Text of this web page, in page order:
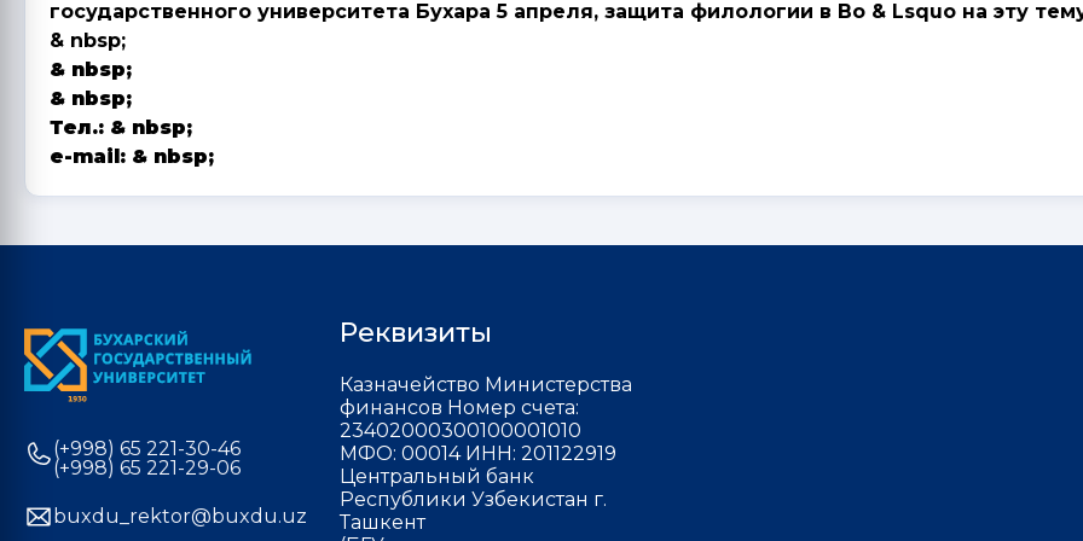
государственного университета Бухара 5 апреля, защита филологии в Bo & Lsquo на эту
& nbsp;
& nbsp;
& nbsp;
Тел.: & nbsp;
e-mail: & nbsp;
(+998) 65 221-30-46
(+998) 65 221-29-06
buxdu_rektor@buxdu.uz
Реквизиты
Казначейство Министерства
финансов Номер счета:
23402000300100001010
МФО: 00014 ИНН: 201122919
Центральный банк
Республики Узбекистан г.
Ташкент